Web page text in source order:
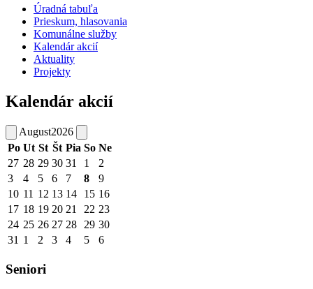
Úradná tabuľa
Prieskum, hlasovania
Komunálne služby
Kalendár akcií
Aktuality
Projekty
Kalendár akcií
August2026
Po Ut St Št Pia So Ne
27 28 29 30 31 1
2
3
4 5 6 7 8
9
10 11 12 13 14 15 16
17 18 19 20 21 22 23
24 25 26 27 28 29 30
31 1 2 3 4 5 6
Seniori